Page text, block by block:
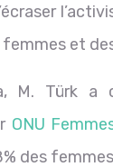
et
M. Türk a
ONU
des